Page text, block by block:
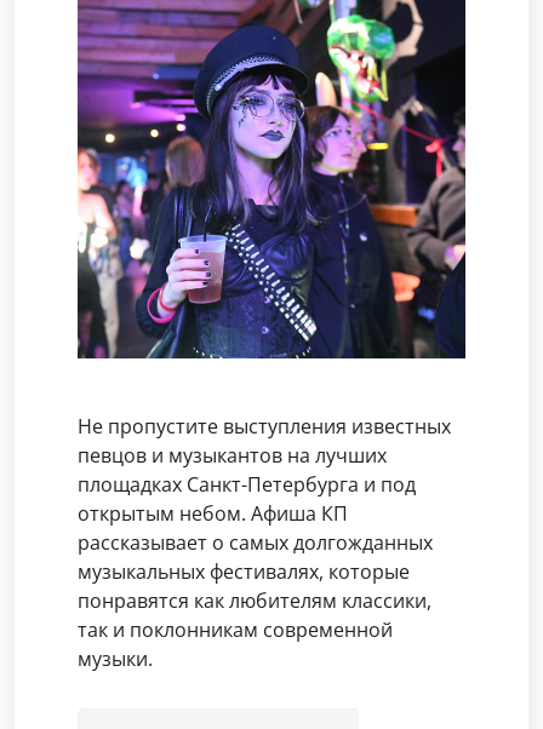
Не пропустите выступления известных
певцов и музыкантов на лучших
площадках Санкт-Петербурга и под
открытым небом. Афиша КП
рассказывает о самых долгожданных
музыкальных фестивалях, которые
понравятся как любителям классики,
так и поклонникам современной
музыки.